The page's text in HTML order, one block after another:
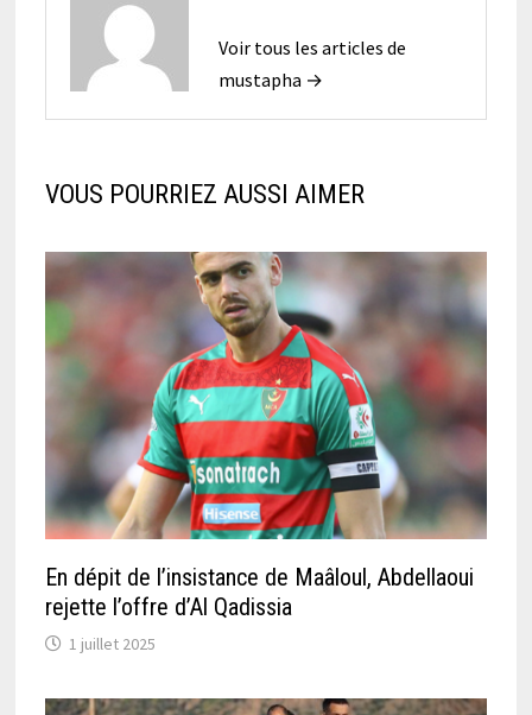
Voir tous les articles de
mustapha →
VOUS POURRIEZ AUSSI AIMER
En dépit de l’insistance de Maâloul, Abdellaoui
rejette l’offre d’Al Qadissia
1 juillet 2025